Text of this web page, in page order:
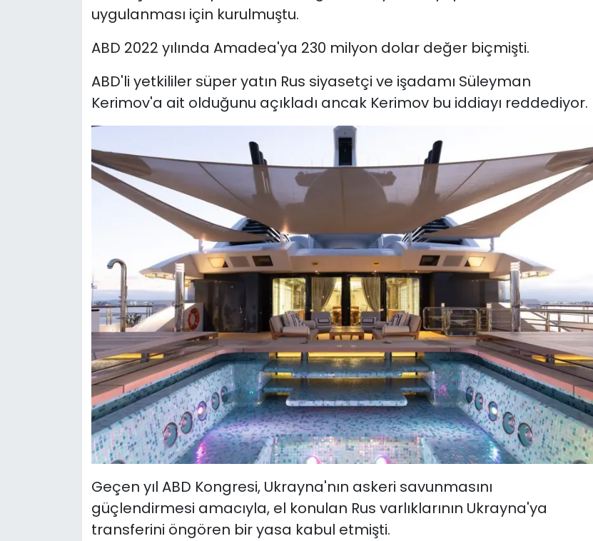
uygulanması için kurulmuştu.
ABD 2022 yılında Amadea'ya 230 milyon dolar değer biçmişti.
ABD'li yetkililer süper yatın Rus siyasetçi ve işadamı Süleyman
Kerimov'a ait olduğunu açıkladı ancak Kerimov bu iddiayı reddediyor.
Geçen yıl ABD Kongresi, Ukrayna'nın askeri savunmasını
güçlendirmesi amacıyla, el konulan Rus varlıklarının Ukrayna'ya
transferini öngören bir yasa kabul etmişti.